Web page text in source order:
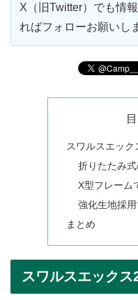
X（旧Twitter）でも情
ればフォローお願いし
スワルスエック
折りたたみ
X型フレーム
強化生地採
まとめ
スワルスエックス